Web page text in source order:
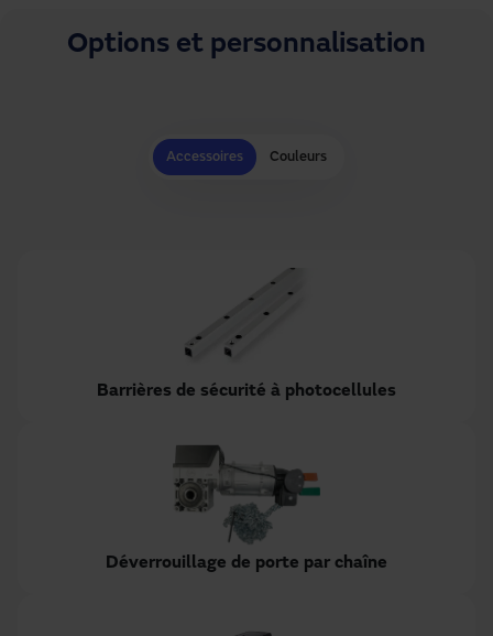
Options et personnalisation
Accessoires Couleurs
Barrières de sécurité à photocellules
Déverrouillage de porte par chaîne